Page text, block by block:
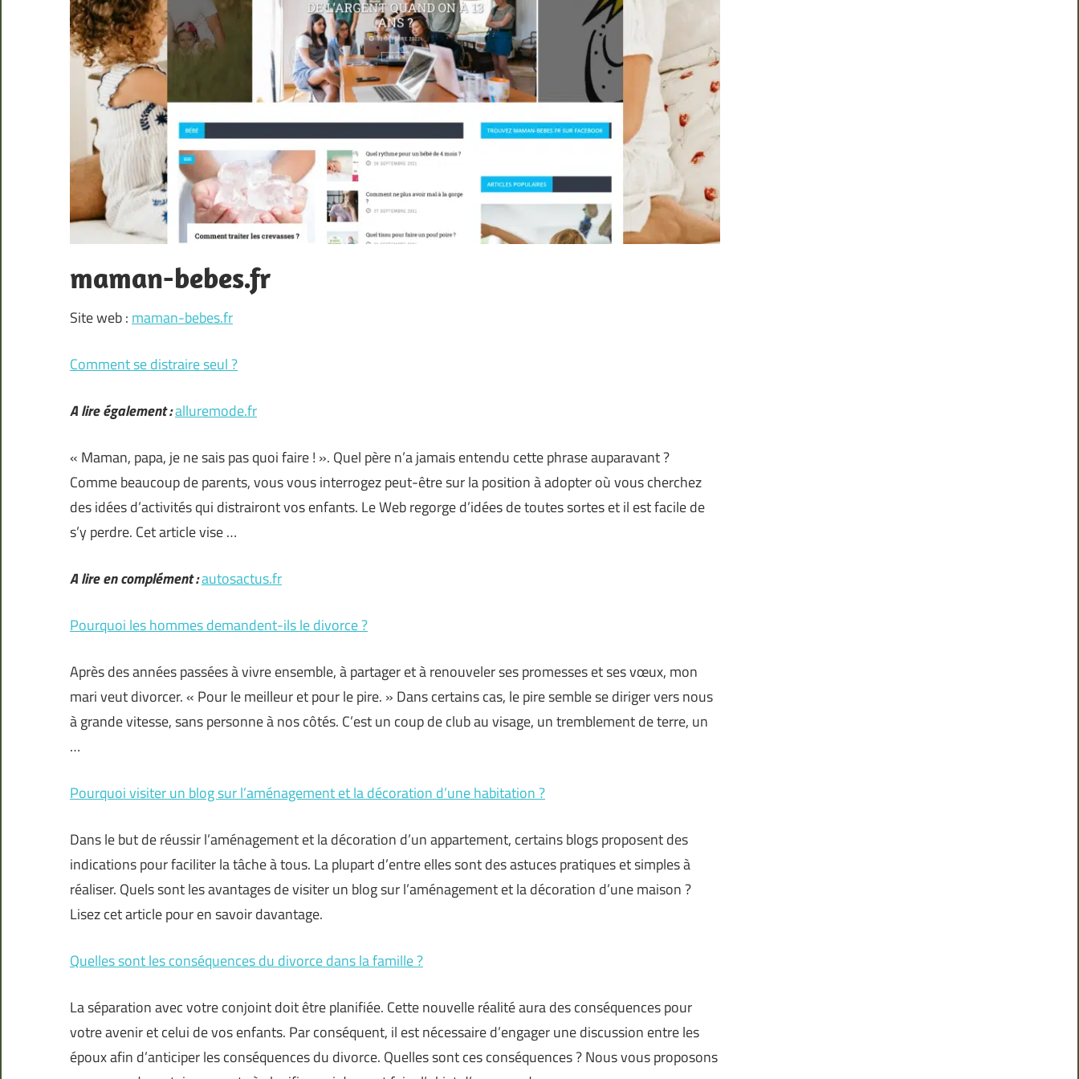
maman-bebes.fr
Site web :maman-bebes.fr
Comment se distraire seul ?
A lire également :alluremode.fr
« Maman, papa, je ne sais pas quoi faire ! ». Quel père n’a jamais entendu cette phrase auparavant ?
Comme beaucoup de parents, vous vous interrogez peut-être sur la position à adopter où vous cherchez
des idées d’activités qui distrairont vos enfants. Le Web regorge d’idées de toutes sortes et il est facile de
s’y perdre. Cet article vise …
A lire en complément :autosactus.fr
Pourquoi les hommes demandent-ils le divorce ?
Après des années passées à vivre ensemble, à partager et à renouveler ses promesses et ses vœux, mon
mari veut divorcer. « Pour le meilleur et pour le pire. » Dans certains cas, le pire semble se diriger vers nous
à grande vitesse, sans personne à nos côtés. C’est un coup de club au visage, un tremblement de terre, un
…
Pourquoi visiter un blog sur l’aménagement et la décoration d’une habitation ?
Dans le but de réussir l’aménagement et la décoration d’un appartement, certains blogs proposent des
indications pour faciliter la tâche à tous. La plupart d’entre elles sont des astuces pratiques et simples à
réaliser. Quels sont les avantages de visiter un blog sur l’aménagement et la décoration d’une maison ?
Lisez cet article pour en savoir davantage.
Quelles sont les conséquences du divorce dans la famille ?
La séparation avec votre conjoint doit être planifiée. Cette nouvelle réalité aura des conséquences pour
votre avenir et celui de vos enfants. Par conséquent, il est nécessaire d’engager une discussion entre les
époux afin d’anticiper les conséquences du divorce. Quelles sont ces conséquences ? Nous vous proposons